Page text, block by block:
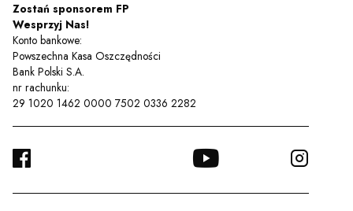
Zostań sponsorem FP
Wesprzyj Nas!
Konto bankowe:
Powszechna Kasa Oszczędności
Bank Polski S.A.
nr rachunku:
29 1020 1462 0000 7502 0336 2282
FACEBOOK YOUTUBE